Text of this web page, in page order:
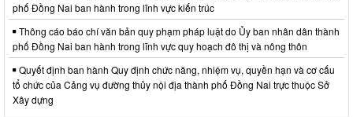
phố Đồng Nai ban hành trong lĩnh vực kiến trúc
Thông cáo báo chí văn bản quy phạm pháp luật do Ủy ban nhân dân thành
phố Đồng Nai ban hành trong lĩnh vực quy hoạch đô thị và nông thôn
Quyết định ban hành Quy định chức năng, nhiệm vụ, quyền hạn và cơ cấu
tổ chức của Cảng vụ đường thủy nội địa thành phố Đồng Nai trực thuộc Sở
Xây dựng